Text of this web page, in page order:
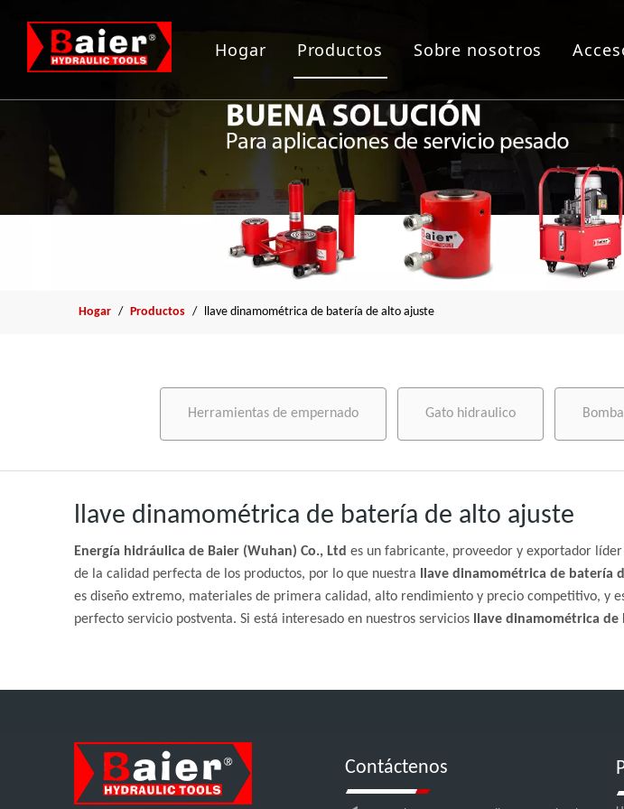
Hogar Productos
Herramientas de empernado
Gato hidraulico
Bomba hidráulica
Arrancador
Herramienta de brida
Sobre nosotros
Hogar / Productos / llave dinamométrica de batería de alto ajuste
Herramientas de empernado Gato hidraulico
llave dinamométrica de batería de alto ajuste
Energía hidráulica de Baier (Wuhan) Co., Ltd es un fabricante, proveedor y exportador
de la calidad perfecta de los productos, por lo que nuestra
llave dinamométrica de batería
es diseño extremo, materiales de primera calidad, alto rendimiento y precio competitivo, y
perfecto servicio postventa. Si está interesado en nuestros servicios
llave dinamométrica
Contáctenos